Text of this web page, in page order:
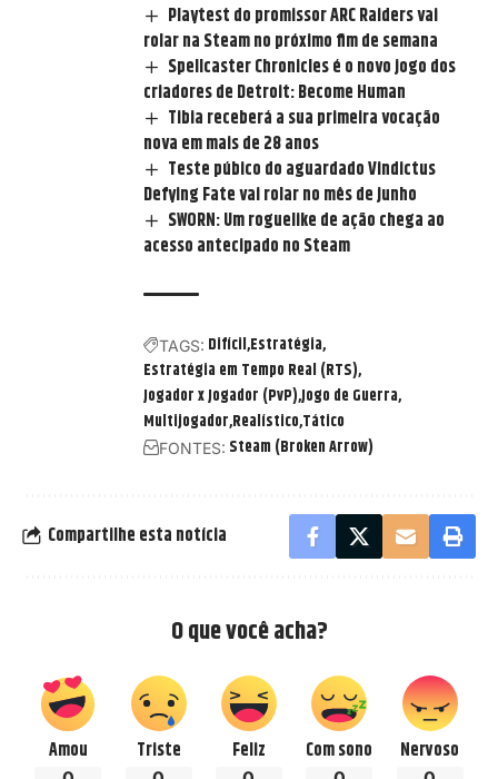
Playtest do promissor ARC Raiders vai
rolar na Steam no próximo fim de semana
Spellcaster Chronicles é o novo jogo dos
criadores de Detroit: Become Human
Tibia receberá a sua primeira vocação
nova em mais de 28 anos
Teste púbico do aguardado Vindictus
Defying Fate vai rolar no mês de junho
SWORN: Um roguelike de ação chega ao
acesso antecipado no Steam
TAGS: Difícil Estratégia
Estratégia em Tempo Real (RTS)
Jogador x Jogador (PvP)Jogo de Guerra
Multijogador Realístico Tático
FONTES: Steam (Broken Arrow)
Compartilhe esta notícia
O que você acha?
Amou Triste Feliz Com sono Nervoso